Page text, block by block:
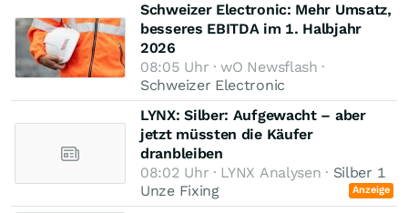
Schweizer Electronic: Mehr Umsatz,
besseres EBITDA im 1. Halbjahr
2026
08:05 Uhr · wO Newsflash ·
Schweizer Electronic
LYNX: Silber: Aufgewacht – aber
jetzt müssten die Käufer
dranbleiben
08:02 Uhr · LYNX Analysen · Silber 1
Unze Fixing
Anzeige